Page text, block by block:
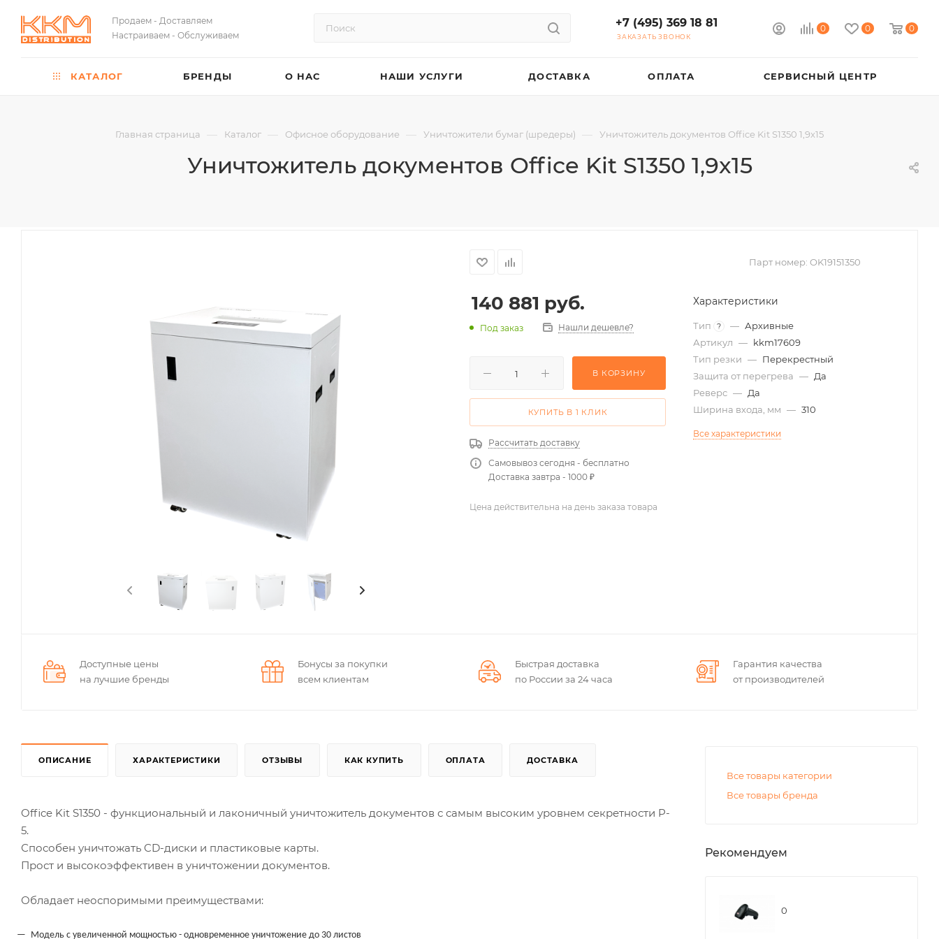
Продаем - Доставляем
Настраиваем - Обслуживаем
0 0 0
+7 (495) 369 18 81
ЗАКАЗАТЬ ЗВОНОК
КАТАЛОГ БРЕНДЫ О НАС НАШИ УСЛУГИ ДОСТАВКА ОПЛАТА СЕРВИСНЫЙ ЦЕНТР
Главная страница — Каталог — Офисное оборудование — Уничтожители бумаг (шредеры) — Уничтожитель документов Office Kit S1350 1,9x15
Уничтожитель документов Office Kit S1350 1,9x15
Парт номер: OK19151350
140 881 руб.
Под заказ Нашли дешевле?
В КОРЗИНУ
КУПИТЬ В 1 КЛИК
Рассчитать доставку
Самовывоз сегодня - бесплатно
Доставка завтра - 1000 ₽
Характеристики
Тип ? — Архивные
Артикул — kkm17609
Тип резки — Перекрестный
Защита от перегрева — Да
Реверс — Да
Ширина входа, мм — 310
Все характеристики
Цена действительна на день заказа товара
Доступные цены
на лучшие бренды
Бонусы за покупки
всем клиентам
Быстрая доставка
по России за 24 часа
Гарантия качества
от производителей
ОПИСАНИЕ ХАРАКТЕРИСТИКИ ОТЗЫВЫ КАК КУПИТЬ ОПЛАТА ДОСТАВКА
Office Kit S1350 - функциональный и лаконичный уничтожитель документов с самым высоким уровнем секретности P-
5.
Способен уничтожать CD-диски и пластиковые карты.
Прост и высокоэффективен в уничтожении документов.
Обладает неоспоримыми преимуществами:
Модель с увеличенной мощностью - одновременное уничтожение до 30 листов
Все товары категории
Все товары бренда
Рекомендуем
0